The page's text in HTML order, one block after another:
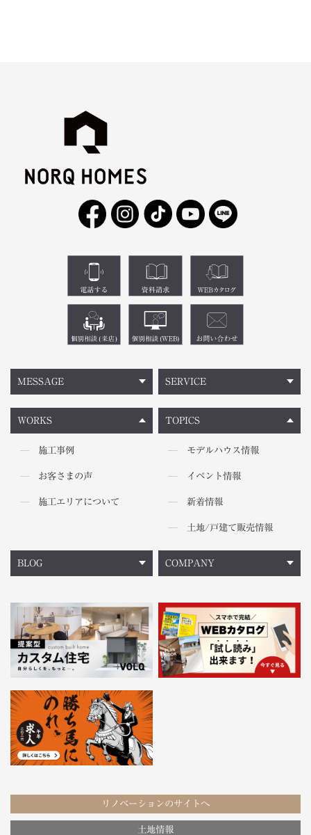
MESSAGE
WORKS
施工事例
お客さまの声
施工エリアについて
TOPICS
モデルハウス情報
イベント情報
新着情報
土地/戸建て販売情報
SERVICE
BLOG COMPANY
リノベーションのサイトへ
土地情報